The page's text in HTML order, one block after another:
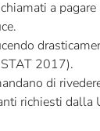
a
2017).
di
richiesti dalla